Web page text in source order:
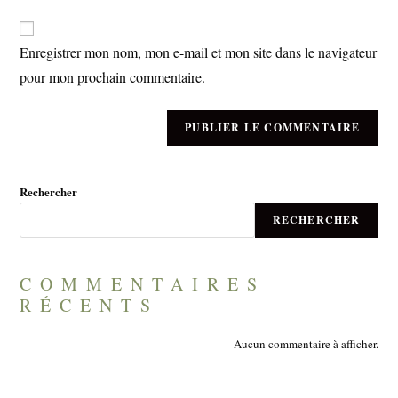
URL
(optional)
Enregistrer mon nom, mon e-mail et mon site dans le navigateur
pour mon prochain commentaire.
Rechercher
RECHERCHER
COMMENTAIRES
RÉCENTS
Aucun commentaire à afficher.